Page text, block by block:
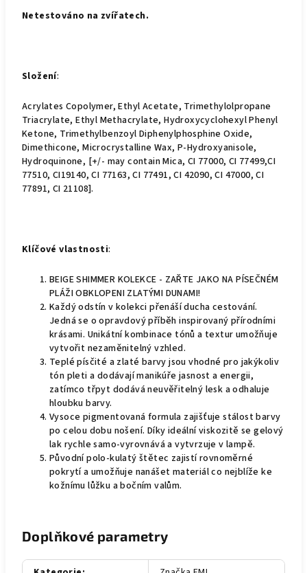
Netestováno na zvířatech.
Složení:
Acrylates Copolymer, Ethyl Acetate, Trimethylolpropane
Triacrylate, Ethyl Methacrylate, Hydroxycyclohexyl Phenyl
Ketone, Trimethylbenzoyl Diphenylphosphine Oxide,
Dimethicone, Microcrystalline Wax, P-Hydroxyanisole,
Hydroquinone, [+/- may contain Mica, CI 77000, CI 77499,CI
77510, CI19140, CI 77163, CI 77491, CI 42090, CI 47000, CI
77891, CI 21108].
Klíčové vlastnosti:
BEIGE SHIMMER KOLEKCE - ZAŘTE JAKO NA PÍSEČNÉM
PLÁŽI OBKLOPENI ZLATÝMI DUNAMI!
Každý odstín v kolekci přenáší ducha cestování.
Jedná se o opravdový příběh inspirovaný přírodními
krásami. Unikátní kombinace tónů a textur umožňuje
vytvořit nezaměnitelný vzhled.
Teplé písčité a zlaté barvy jsou vhodné pro jakýkoliv
tón pleti a dodávají manikúře jasnost a energii,
zatímco třpyt dodává neuvěřitelný lesk a odhaluje
hloubku barvy.
Vysoce pigmentovaná formula zajišťuje stálost barvy
po celou dobu nošení. Díky ideální viskozitě se gelový
lak rychle samo-vyrovnává a vytvrzuje v lampě.
Původní polo-kulatý štětec zajistí rovnoměrné
pokrytí a umožňuje nanášet materiál co nejblíže ke
kožnímu lůžku a bočním valům.
Doplňkové parametry